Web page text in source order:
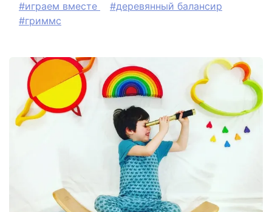
#играем вместе
#деревянный балансир
#гриммс